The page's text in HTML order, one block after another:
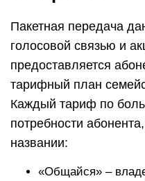
Пакетная передача
голосовой связью и
предоставляется
тарифный план
Каждый тариф по
потребности
названии:
«Общайся» –